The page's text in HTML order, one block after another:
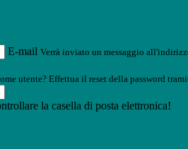
E-mail Verrà inviato un messaggio
utente? Effettua il reset della password
la casella di posta elettronica!